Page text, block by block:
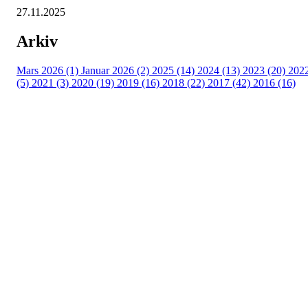
27.11.2025
Arkiv
Mars 2026 (1) Januar 2026 (2) 2025 (14) 2024 (13) 2023 (20)
(5) 2021 (3) 2020 (19) 2019 (16) 2018 (22) 2017 (42) 2016 (16)